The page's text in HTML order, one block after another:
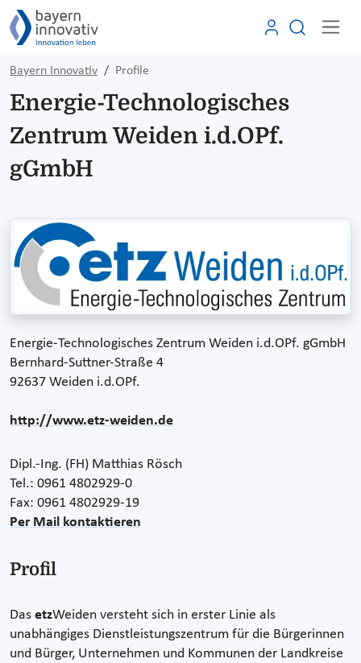
Bayern Innovativ Profile
Energie-Technologisches
Zentrum Weiden i.d.OPf.
gGmbH
Energie-Technologisches Zentrum Weiden i.d.OPf. gGmbH
Bernhard-Suttner-Straße 4
92637 Weiden i.d.OPf.
http://www.etz-weiden.de
Dipl.-Ing. (FH) Matthias Rösch
Tel.: 0961 4802929-0
Fax: 0961 4802929-19
Per Mail kontaktieren
Profil
Das etzWeiden versteht sich in erster Linie als
unabhängiges Dienstleistungszentrum für die Bürgerinnen
und Bürger, Unternehmen und Kommunen der Landkreise